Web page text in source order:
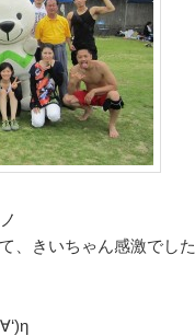
、きいちゃん感激でした